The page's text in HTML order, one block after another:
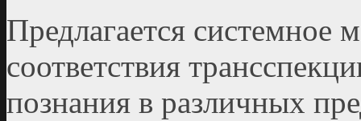
Предлагается системное
соответствия
познания в различных